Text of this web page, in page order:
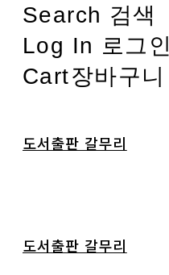
Search 검색
Log In 로그인
Cart장바구니
도서출판 갈무리
도서출판 갈무리